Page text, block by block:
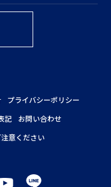
プライバシーポリシー
記
お問い合わせ
意ください